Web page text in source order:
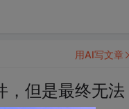
但是最终无法
用AI写文章